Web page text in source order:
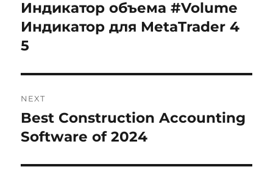
Previous
post:
Индикатор объема #Volume
Индикатор для MetaTrader 4
5
NEXT
Next
post:
Best Construction Accounting
Software of 2024